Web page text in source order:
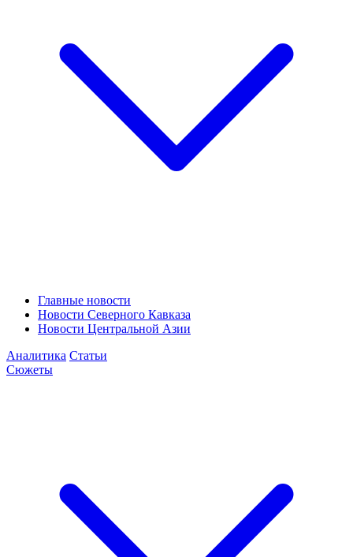
Главные новости
Новости Северного Кавказа
Новости Центральной Азии
Аналитика Статьи
Сюжеты